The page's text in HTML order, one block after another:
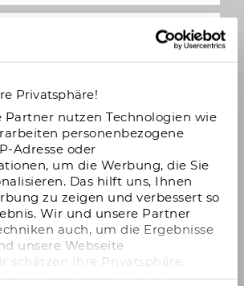
Privatsphäre!
Partner nutzen Technologien wie
personenbezogene
Adresse oder
um die Werbung, die Sie
Das hilft uns, Ihnen
zu zeigen und verbessert so
Wir und unsere Partner
auch, um die Ergebnisse
unsere Webseite
schätzen Ihre Privatsphäre.
Sie hiermit um Erlaubnis zum